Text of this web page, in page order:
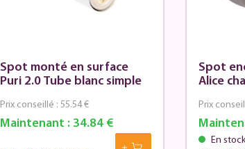
Spot monté en surface
Puri 2.0 Tube blanc simple
Maintenant :34.84 €
Prix conseillé : 55.54 €
Spot
Alice
Prix
En